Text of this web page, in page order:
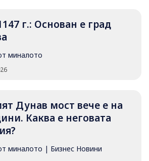
г.: Основан е град
миналото
Дунав мост вече е на
Каква е неговата
миналото | Бизнес Новини